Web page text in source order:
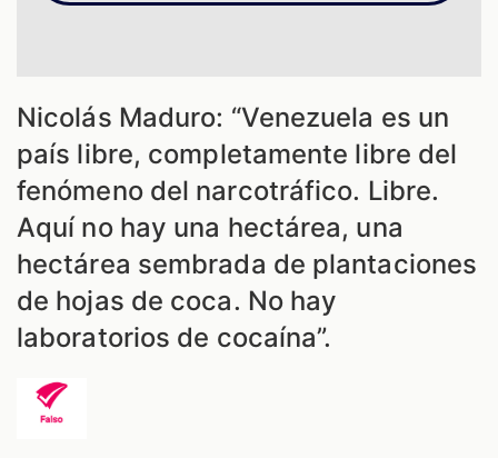
Nicolás Maduro: “Venezuela es un
país libre, completamente libre del
fenómeno del narcotráfico. Libre.
Aquí no hay una hectárea, una
hectárea sembrada de plantaciones
de hojas de coca. No hay
laboratorios de cocaína”.